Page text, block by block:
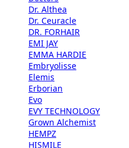
Dr. Althea
Dr. Ceuracle
DR. FORHAIR
EMI JAY
EMMA HARDIE
Embryolisse
Elemis
Erborian
Evo
EVY TECHNOLOGY
Grown Alchemist
HEMPZ
HISMILE